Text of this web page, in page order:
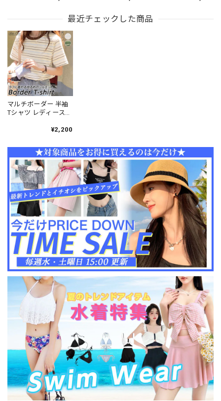
ズ 立体ロゴ 体型カバ
愛い 大人女子 [LS-
CBT098]
大人可愛い 大人女子
地 薄手 伸縮性 美ライ
最近チェックした商品
マルチボーダー 半袖
Tシャツ レディース
人 カジュアル ゆった
ドネック 薄手 体型カ
バー 大人可愛い 大人
女子 [LS-CFT085]
¥2,200